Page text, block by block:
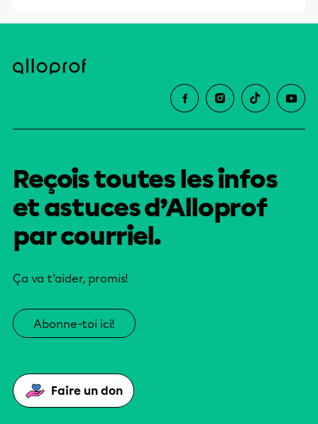
Reçois toutes les infos
et astuces d’Alloprof
par courriel.
Ça va t’aider, promis!
Abonne-toi ici!
Faire un don